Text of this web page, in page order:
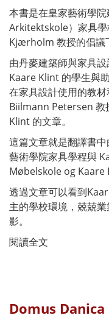
本書是在皇家藝術學
Arkitektskole）家具
Kjærholm 教授的倡議
由丹麥建築師與家具
Kaare Klint 的學生與
在家具設計使用的教
Biilmann Petersen 教
Klint 的文章。
這篇文章就是翻譯書
藝術學院家具學程與
Møbelskole og Kaare
透過文章可以看到
主的學校環境，兢兢
影。
閱讀全文
Domus Danica